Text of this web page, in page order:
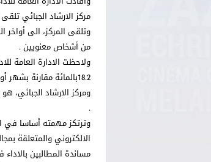
مركز الارشاد الجبائي تلقى الى أواخر شهر
من أشخاص معنويين .
18.2بالمائة مقارنة بشهر أوت من سنة 2024 .
ومركز الارشاد الجبائي،
.
الالكتروني والمتعلقة
مساندة المطالبين